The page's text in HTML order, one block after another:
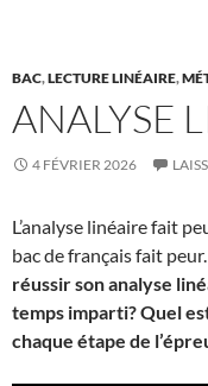
BAC,LECTURE LINÉAIRE,
ANALYSE
4 FÉVRIER 2026
L’analyse linéaire fait
bac de français fait peur.
réussir son analyse
temps imparti?Quel
chaque étape de